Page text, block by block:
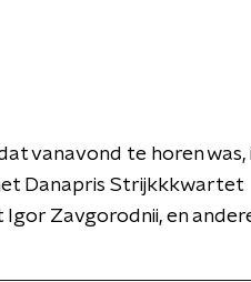
vanavond te horen was,
Danapris Strijkkkwartet
Igor Zavgorodnii, en